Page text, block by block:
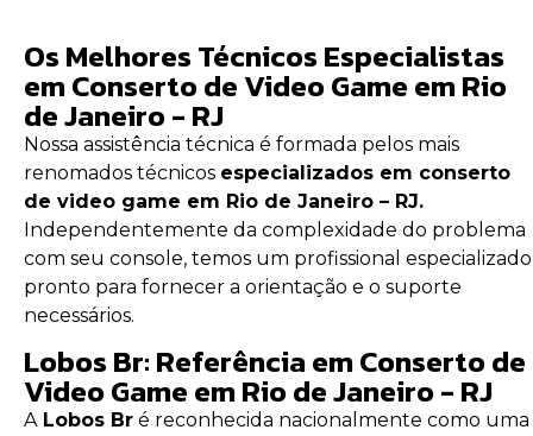
Os Melhores Técnicos Especialistas
em Conserto de Video Game em Rio
de Janeiro - RJ
Nossa assistência técnica é formada pelos mais
renomados técnicos especializados em conserto
de video game em Rio de Janeiro – RJ.
Independentemente da complexidade do problema
com seu console, temos um profissional especializado
pronto para fornecer a orientação e o suporte
necessários.
Lobos Br: Referência em Conserto de
Video Game em Rio de Janeiro - RJ
ALobos Br é reconhecida nacionalmente como uma